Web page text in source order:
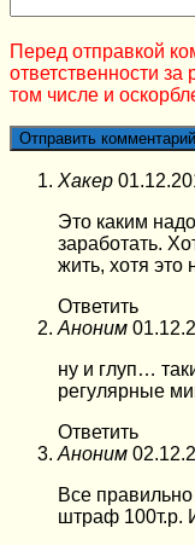
Перед отправкой
ответственности
том числе и
Хакер
Это каким
заработать.
жить, хотя это
Ответить
Аноним
ну и глуп…
регулярные
Ответить
Аноним
Все
штраф 100т.р.